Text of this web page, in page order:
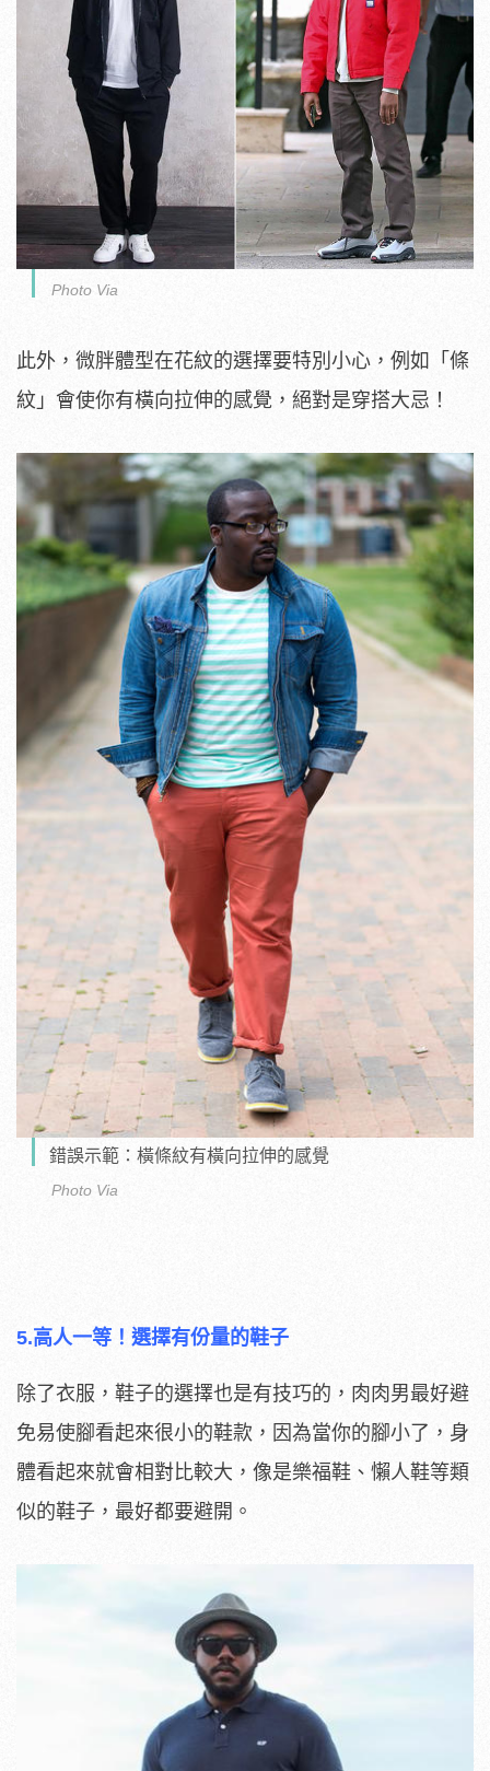
Photo Via
此外，微胖體型在花紋的選擇要特別小心，例如「條
紋」會使你有橫向拉伸的感覺，絕對是穿搭大忌！
錯誤示範：橫條紋有橫向拉伸的感覺
Photo Via
5.高人一等！選擇有份量的鞋子
除了衣服，鞋子的選擇也是有技巧的，肉肉男最好避
免易使腳看起來很小的鞋款，因為當你的腳小了，身
體看起來就會相對比較大，像是樂福鞋、懶人鞋等類
似的鞋子，最好都要避開。